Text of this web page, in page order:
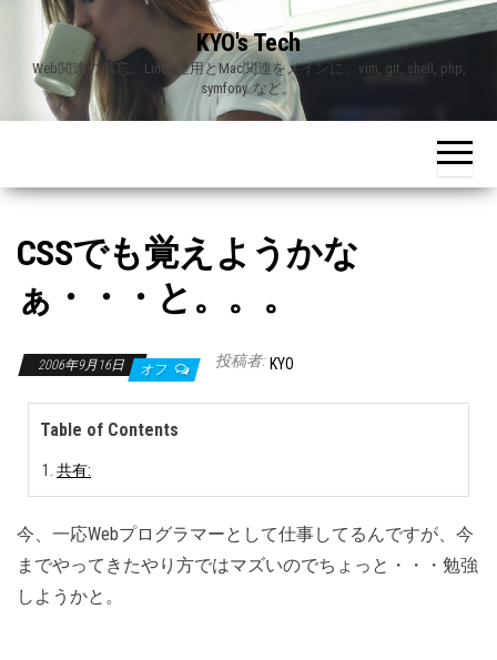
content
KYO's Tech
Web関連の備忘。Linux運用とMac関連をメインに、vim, git, shell, php,
symfony..など。
CSSでも覚えようかな
ぁ・・・と。。。
2006年9月16日 オフ 投稿者: KYO
Table of Contents
共有:
今、一応Webプログラマーとして仕事してるんですが、今
までやってきたやり方ではマズいのでちょっと・・・勉強
しようかと。